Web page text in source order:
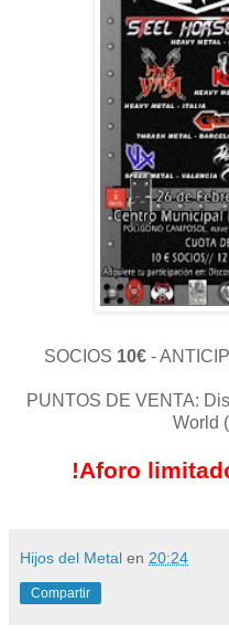
SOCIOS 10€ -
PUNTOS DE VENTA:
World (
!Aforo
Hijos del Metal en 20:24
Compartir